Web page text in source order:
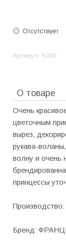
Артикул: S030
О товаре
Очень
цветочным
вырез,
рукава-
волну и очень
принцессы
Бренд: